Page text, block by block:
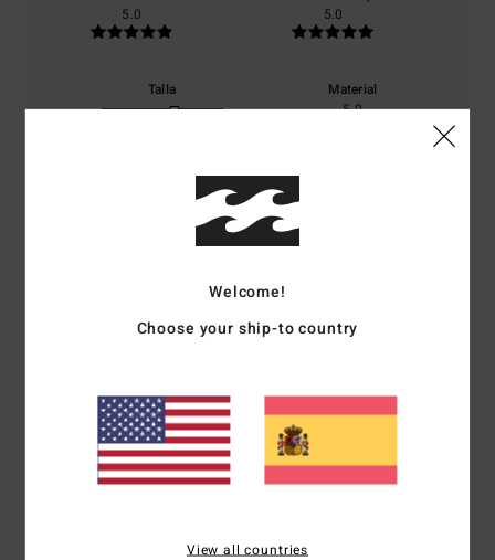
5.0
5.0
Talla
Material
5.0
5.0
5/5
28. abril 2026
¡Qué bolso tan chulo!
Mostrar original - Deutsch
Welcome!
Choose your ship-to country
View all countries